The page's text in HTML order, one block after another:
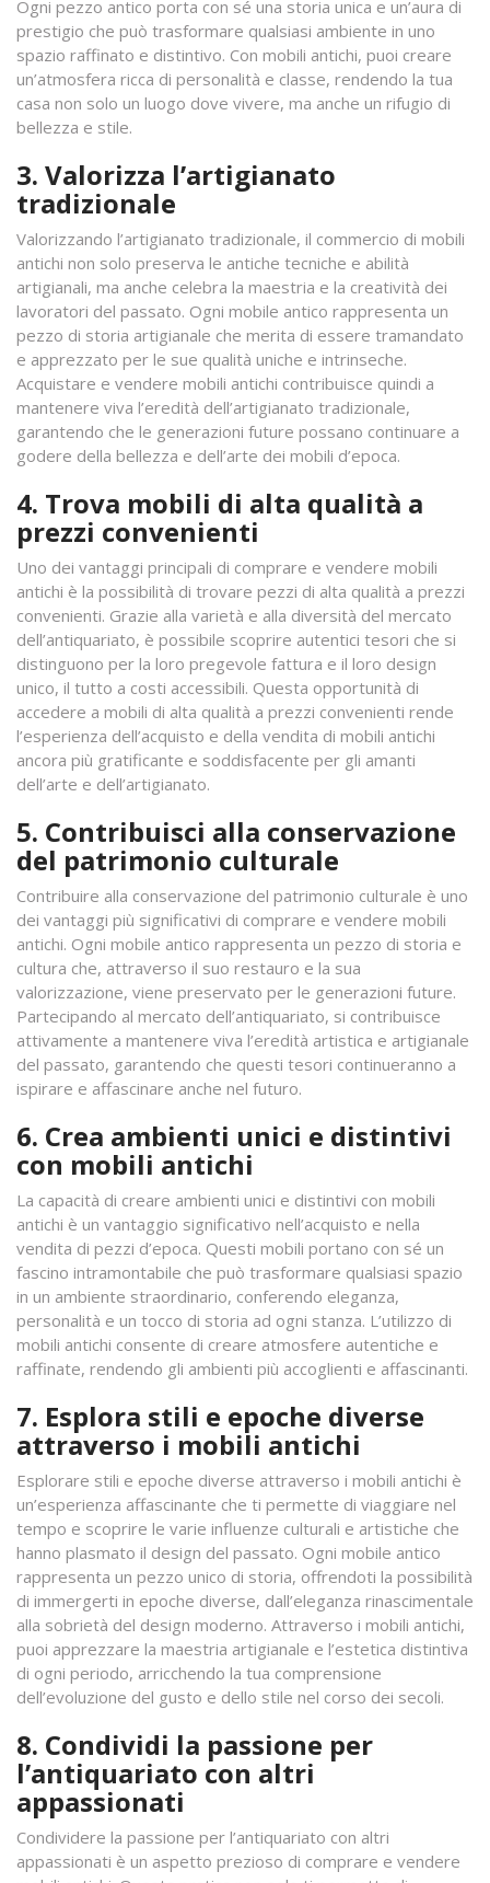
Ogni pezzo antico porta con sé una storia unica e un’aura di
prestigio che può trasformare qualsiasi ambiente in uno
spazio raffinato e distintivo. Con mobili antichi, puoi creare
un’atmosfera ricca di personalità e classe, rendendo la tua
casa non solo un luogo dove vivere, ma anche un rifugio di
bellezza e stile.
3. Valorizza l’artigianato
tradizionale
Valorizzando l’artigianato tradizionale, il commercio di mobili
antichi non solo preserva le antiche tecniche e abilità
artigianali, ma anche celebra la maestria e la creatività dei
lavoratori del passato. Ogni mobile antico rappresenta un
pezzo di storia artigianale che merita di essere tramandato
e apprezzato per le sue qualità uniche e intrinseche.
Acquistare e vendere mobili antichi contribuisce quindi a
mantenere viva l’eredità dell’artigianato tradizionale,
garantendo che le generazioni future possano continuare a
godere della bellezza e dell’arte dei mobili d’epoca.
4. Trova mobili di alta qualità a
prezzi convenienti
Uno dei vantaggi principali di comprare e vendere mobili
antichi è la possibilità di trovare pezzi di alta qualità a prezzi
convenienti. Grazie alla varietà e alla diversità del mercato
dell’antiquariato, è possibile scoprire autentici tesori che si
distinguono per la loro pregevole fattura e il loro design
unico, il tutto a costi accessibili. Questa opportunità di
accedere a mobili di alta qualità a prezzi convenienti rende
l’esperienza dell’acquisto e della vendita di mobili antichi
ancora più gratificante e soddisfacente per gli amanti
dell’arte e dell’artigianato.
5. Contribuisci alla conservazione
del patrimonio culturale
Contribuire alla conservazione del patrimonio culturale è uno
dei vantaggi più significativi di comprare e vendere mobili
antichi. Ogni mobile antico rappresenta un pezzo di storia e
cultura che, attraverso il suo restauro e la sua
valorizzazione, viene preservato per le generazioni future.
Partecipando al mercato dell’antiquariato, si contribuisce
attivamente a mantenere viva l’eredità artistica e artigianale
del passato, garantendo che questi tesori continueranno a
ispirare e affascinare anche nel futuro.
6. Crea ambienti unici e distintivi
con mobili antichi
La capacità di creare ambienti unici e distintivi con mobili
antichi è un vantaggio significativo nell’acquisto e nella
vendita di pezzi d’epoca. Questi mobili portano con sé un
fascino intramontabile che può trasformare qualsiasi spazio
in un ambiente straordinario, conferendo eleganza,
personalità e un tocco di storia ad ogni stanza. L’utilizzo di
mobili antichi consente di creare atmosfere autentiche e
raffinate, rendendo gli ambienti più accoglienti e affascinanti.
7. Esplora stili e epoche diverse
attraverso i mobili antichi
Esplorare stili e epoche diverse attraverso i mobili antichi è
un’esperienza affascinante che ti permette di viaggiare nel
tempo e scoprire le varie influenze culturali e artistiche che
hanno plasmato il design del passato. Ogni mobile antico
rappresenta un pezzo unico di storia, offrendoti la possibilità
di immergerti in epoche diverse, dall’eleganza rinascimentale
alla sobrietà del design moderno. Attraverso i mobili antichi,
puoi apprezzare la maestria artigianale e l’estetica distintiva
di ogni periodo, arricchendo la tua comprensione
dell’evoluzione del gusto e dello stile nel corso dei secoli.
8. Condividi la passione per
l’antiquariato con altri
appassionati
Condividere la passione per l’antiquariato con altri
appassionati è un aspetto prezioso di comprare e vendere